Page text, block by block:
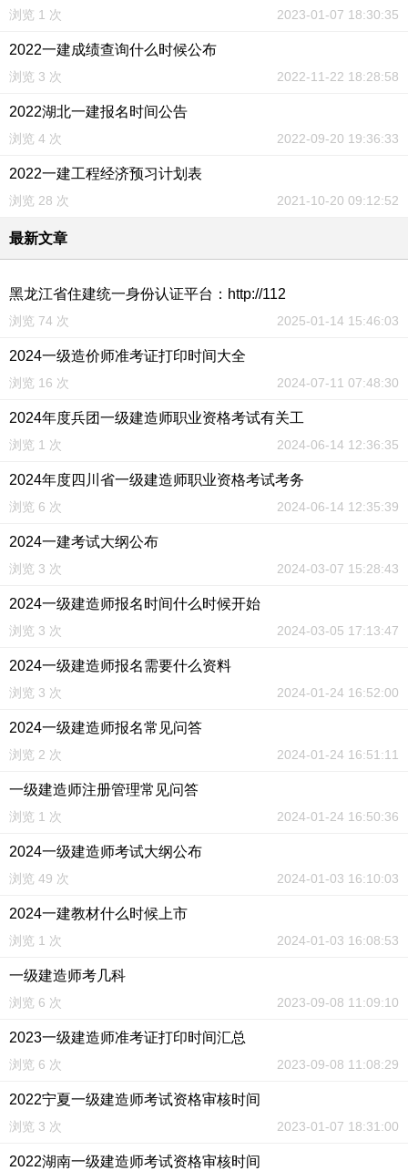
浏览 1 次 2023-01-07 18:30:35
2022一建成绩查询什么时候公布
浏览 3 次 2022-11-22 18:28:58
2022湖北一建报名时间公告
浏览 4 次 2022-09-20 19:36:33
2022一建工程经济预习计划表
浏览 28 次 2021-10-20 09:12:52
最新文章
黑龙江省住建统一身份认证平台：http://112
浏览 74 次 2025-01-14 15:46:03
2024一级造价师准考证打印时间大全
浏览 16 次 2024-07-11 07:48:30
2024年度兵团一级建造师职业资格考试有关工
浏览 1 次 2024-06-14 12:36:35
2024年度四川省一级建造师职业资格考试考务
浏览 6 次 2024-06-14 12:35:39
2024一建考试大纲公布
浏览 3 次 2024-03-07 15:28:43
2024一级建造师报名时间什么时候开始
浏览 3 次 2024-03-05 17:13:47
2024一级建造师报名需要什么资料
浏览 3 次 2024-01-24 16:52:00
2024一级建造师报名常见问答
浏览 2 次 2024-01-24 16:51:11
一级建造师注册管理常见问答
浏览 1 次 2024-01-24 16:50:36
2024一级建造师考试大纲公布
浏览 49 次 2024-01-03 16:10:03
2024一建教材什么时候上市
浏览 1 次 2024-01-03 16:08:53
一级建造师考几科
浏览 6 次 2023-09-08 11:09:10
2023一级建造师准考证打印时间汇总
浏览 6 次 2023-09-08 11:08:29
2022宁夏一级建造师考试资格审核时间
浏览 3 次 2023-01-07 18:31:00
2022湖南一级建造师考试资格审核时间